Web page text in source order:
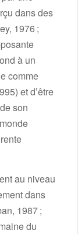
dans des
1976 ;
à un
comme
et d’être
son
au niveau
dans
1987 ;
du